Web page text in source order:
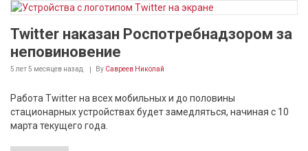
Twitter наказан Роспотребнадзором за
неповиновение
5 лет 5 месяцев назад By Савреев Николай
Работа Twitter на всех мобильных и до половины
стационарных устройствах будет замедляться, начиная с 10
марта текущего года.